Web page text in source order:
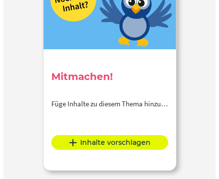
Mitmachen!
Füge Inhalte zu diesem Thema hinzu…
Inhalte vorschlagen